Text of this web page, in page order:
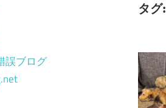
タグ:
誤ブログ